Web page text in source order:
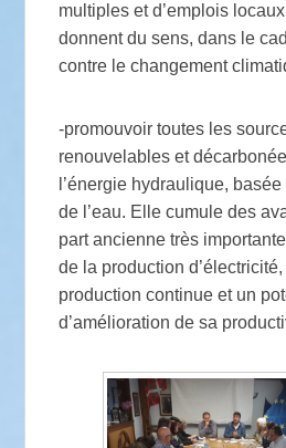
multiples et d’emplois
donnent du sens, dans le
contre le changement
-promouvoir toutes les
renouvelables et
l’énergie hydraulique,
de l’eau. Elle cumule des
part ancienne très
de la production
production continue et un
d’amélioration de sa